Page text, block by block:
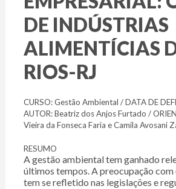
DE INDÚSTRIAS
ALIMENTÍCIAS
RIOS-RJ
CURSO: Gestão Ambiental / DATA DE
AUTOR: Beatriz dos Anjos Furtado /
Vieira da Fonseca Faria e Camila Avosani
RESUMO
A gestão ambiental tem ganhado
últimos tempos. A preocupação
tem se refletido nas legislações e